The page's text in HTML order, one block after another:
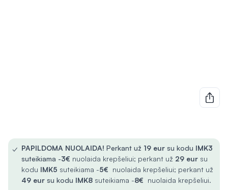
✓ PAPILDOMA NUOLAIDA! Perkant už 19 eur su kodu IMK3
suteikiama -3€ nuolaida krepšeliui; perkant už 29 eur su
kodu IMK5 suteikiama -5€ nuolaida krepšeliui; perkant už
49 eur su kodu IMK8 suteikiama -8€ nuolaida krepšeliui.